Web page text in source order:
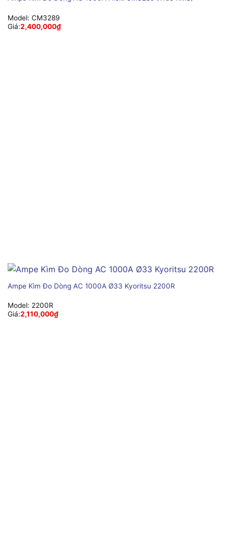
Model: CM3289
Giá:2,400,000₫
Ampe Kìm Đo Dòng AC 1000A Ø33 Kyoritsu 2200R
Model: 2200R
Giá:2,110,000₫